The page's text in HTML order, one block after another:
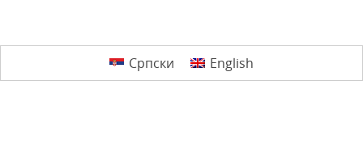
Српски English